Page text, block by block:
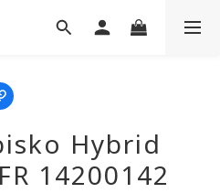
Hybrid
14200142